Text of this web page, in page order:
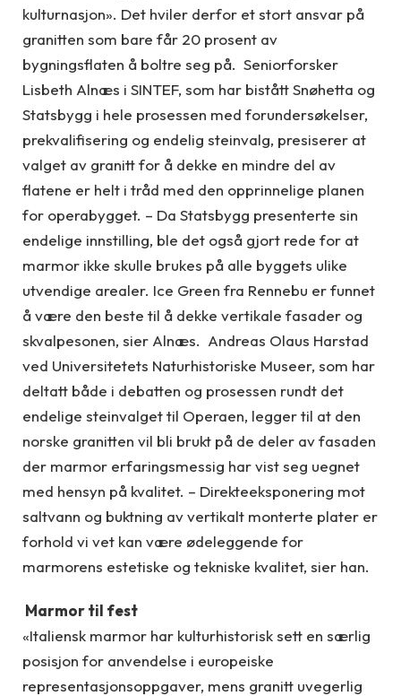
kulturnasjon». Det hviler derfor et stort ansvar på
granitten som bare får 20 prosent av
bygningsflaten å boltre seg på. Seniorforsker
Lisbeth Alnæs i SINTEF, som har bistått Snøhetta og
Statsbygg i hele prosessen med forundersøkelser,
prekvalifisering og endelig steinvalg, presiserer at
valget av granitt for å dekke en mindre del av
flatene er helt i tråd med den opprinnelige planen
for operabygget. – Da Statsbygg presenterte sin
endelige innstilling, ble det også gjort rede for at
marmor ikke skulle brukes på alle byggets ulike
utvendige arealer. Ice Green fra Rennebu er funnet
å være den beste til å dekke vertikale fasader og
skvalpesonen, sier Alnæs. Andreas Olaus Harstad
ved Universitetets Naturhistoriske Museer, som har
deltatt både i debatten og prosessen rundt det
endelige steinvalget til Operaen, legger til at den
norske granitten vil bli brukt på de deler av fasaden
der marmor erfaringsmessig har vist seg uegnet
med hensyn på kvalitet. – Direkteeksponering mot
saltvann og buktning av vertikalt monterte plater er
forhold vi vet kan være ødeleggende for
marmorens estetiske og tekniske kvalitet, sier han.
Marmor til fest
«Italiensk marmor har kulturhistorisk sett en særlig
posisjon for anvendelse i europeiske
representasjonsoppgaver, mens granitt uvegerlig